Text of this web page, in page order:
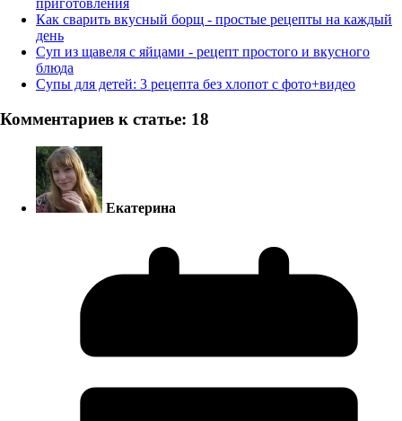
приготовления
Как сварить вкусный борщ - простые рецепты на каждый
день
Суп из щавеля с яйцами - рецепт простого и вкусного
блюда
Супы для детей: 3 рецепта без хлопот с фото+видео
Комментариев к статье: 18
Екатерина